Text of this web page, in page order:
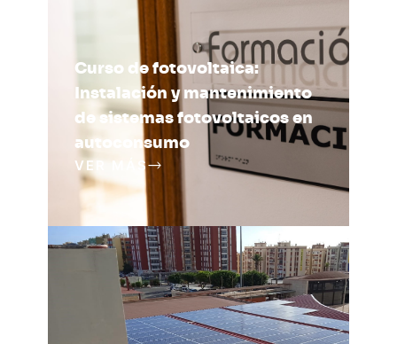
Curso de fotovoltaica:
Instalación y mantenimiento
de sistemas fotovoltaicos en
autoconsumo
VER MÁS